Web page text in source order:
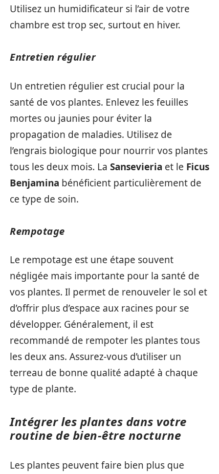
Utilisez un humidificateur si l’air de votre
chambre est trop sec, surtout en hiver.
Entretien régulier
Un entretien régulier est crucial pour la
santé de vos plantes. Enlevez les feuilles
mortes ou jaunies pour éviter la
propagation de maladies. Utilisez de
l’engrais biologique pour nourrir vos plantes
tous les deux mois. La Sansevieria et le Ficus
Benjamina bénéficient particulièrement de
ce type de soin.
Rempotage
Le rempotage est une étape souvent
négligée mais importante pour la santé de
vos plantes. Il permet de renouveler le sol et
d’offrir plus d’espace aux racines pour se
développer. Généralement, il est
recommandé de rempoter les plantes tous
les deux ans. Assurez-vous d’utiliser un
terreau de bonne qualité adapté à chaque
type de plante.
Intégrer les plantes dans votre
routine de bien-être nocturne
Les plantes peuvent faire bien plus que